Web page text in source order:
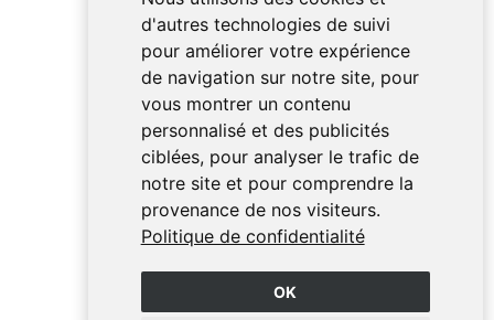
d'autres technologies de suivi
pour améliorer votre expérience
de navigation sur notre site, pour
vous montrer un contenu
personnalisé et des publicités
ciblées, pour analyser le trafic de
notre site et pour comprendre la
provenance de nos visiteurs.
Politique de confidentialité
OK